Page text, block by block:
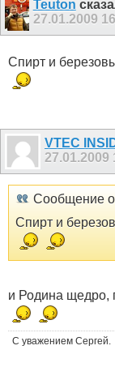
Teuton
27.01.2009
Спирт и
VTEC
27.01.2009
Сообщение
Спирт и
и Родина щедро,
С уважением Сергей.